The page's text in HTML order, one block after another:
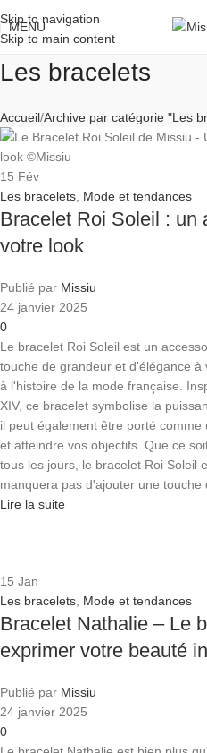
Skip to navigation
Skip to main content
MENU
Les bracelets
Accueil Archive par catégorie "Les
15 Fév
Les bracelets Mode et tendances
Bracelet Roi Soleil : un
votre look
Publié par Missiu
24 janvier 2025
0
Le bracelet Roi Soleil est un
touche de grandeur et d'élégance
à l'histoire de la mode française.
XIV, ce bracelet symbolise la
il peut également être porté
et atteindre vos objectifs. Que ce
tous les jours, le bracelet Roi Soleil
manquera pas d'ajouter une touche
Lire la suite
15 Jan
Les bracelets Mode et tendances
Bracelet Nathalie – Le
exprimer votre beauté
Publié par Missiu
24 janvier 2025
0